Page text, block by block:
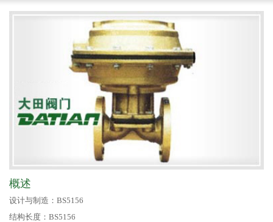
概述
设计与制造：BS5156
结构长度：BS5156